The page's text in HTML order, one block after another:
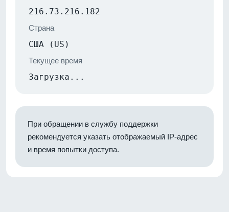
216.73.216.182
Страна
США (US)
Текущее время
Загрузка...
При обращении в службу поддержки
рекомендуется указать отображаемый IP-адрес
и время попытки доступа.